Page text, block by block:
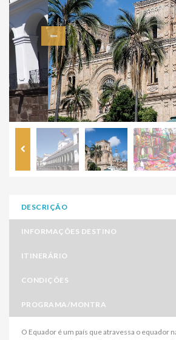
DESCRIÇÃO
INFORMAÇÕES DESTINO
ITINERÁRIO
CONDIÇÕES
PROGRAMA/MONTRA
O Equador é um país que atravessa o equador